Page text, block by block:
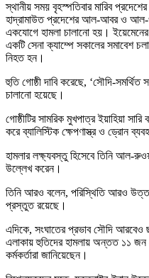
স্থানীয় সময় বৃহস্পতিবার মারিব
হাদ্রামাউত প্রদেশের আল-আবর ও আল-
একযোগে হামলা চালানো হয়। ইয়েমেনের
একটি সেনা ক্যাম্পে সকালের সমাবেশ
নিহত হন।
হুতি গোষ্ঠী দাবি করেছে, ‘সৌদি-সমর্থিত
চালানো হয়েছে।
গোষ্ঠীটির সামরিক মুখপাত্র ইয়াহিয়া
করে ব্যালিস্টিক ক্ষেপণাস্ত্র ও ড্রোন
হামলার লক্ষ্যবস্তু হিসেবে তিনি আল-
উল্লেখ করেন।
তিনি আরও বলেন, পরিস্থিতি আরও
প্রস্তুত রয়েছে।
এদিকে, সংঘাতের প্রভাব সৌদি আরবেও
এলাকায় হুতিদের হামলায় অন্তত ১১ জন
কর্মকর্তারা জানিয়েছেন।